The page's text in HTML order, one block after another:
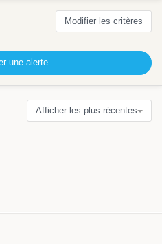
Modifier les critères
une alerte
Afficher les plus récentes